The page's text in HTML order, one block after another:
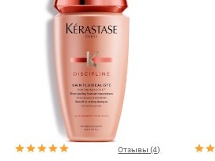
Отзывы (4)